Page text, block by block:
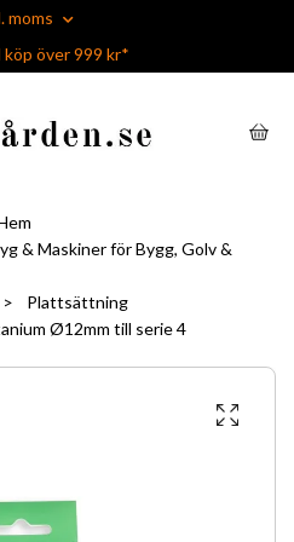
moms
köp över 999 kr*
& Maskiner för Bygg, Golv &
Plattsättning
Ø12mm till serie 4